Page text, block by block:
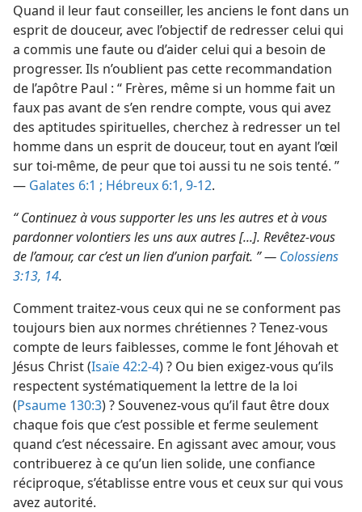
Quand il leur faut conseiller, les anciens le font dans un
esprit de douceur, avec l’objectif de redresser celui qui
a commis une faute ou d’aider celui qui a besoin de
progresser. Ils n’oublient pas cette recommandation
de l’apôtre Paul : “ Frères, même si un homme fait un
faux pas avant de s’en rendre compte, vous qui avez
des aptitudes spirituelles, cherchez à redresser un tel
homme dans un esprit de douceur, tout en ayant l’œil
sur toi-​même, de peur que toi aussi tu ne sois tenté. ”
— Galates 6:1 ; Hébreux 6:1, 9-12.
“ Continuez à vous supporter les uns les autres et à vous
pardonner volontiers les uns aux autres [...]. Revêtez-​vous
de l’amour, car c’est un lien d’union parfait. ” — Colossiens
3:13, 14.
Comment traitez-​vous ceux qui ne se conforment pas
toujours bien aux normes chrétiennes ? Tenez-​vous
compte de leurs faiblesses, comme le font Jéhovah et
Jésus Christ (Isaïe 42:2-4) ? Ou bien exigez-​vous qu’ils
respectent systématiquement la lettre de la loi
(Psaume 130:3) ? Souvenez-​vous qu’il faut être doux
chaque fois que c’est possible et ferme seulement
quand c’est nécessaire. En agissant avec amour, vous
contribuerez à ce qu’un lien solide, une confiance
réciproque, s’établisse entre vous et ceux sur qui vous
avez autorité.